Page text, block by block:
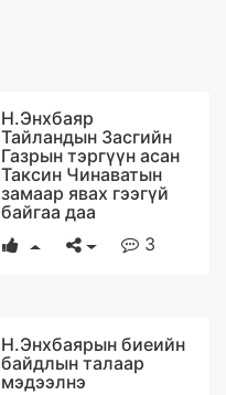
Н.Энхбаяр
Тайландын Засгийн
Газрын тэргүүн асан
Таксин Чинаватын
замаар явах гээгүй
байгаа даа
3
Н.Энхбаярын биеийн
байдлын талаар
мэдээлнэ